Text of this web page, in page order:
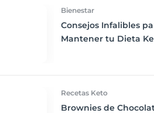
Bienestar
Consejos Infalibles
Mantener tu Dieta
Recetas Keto
Brownies de